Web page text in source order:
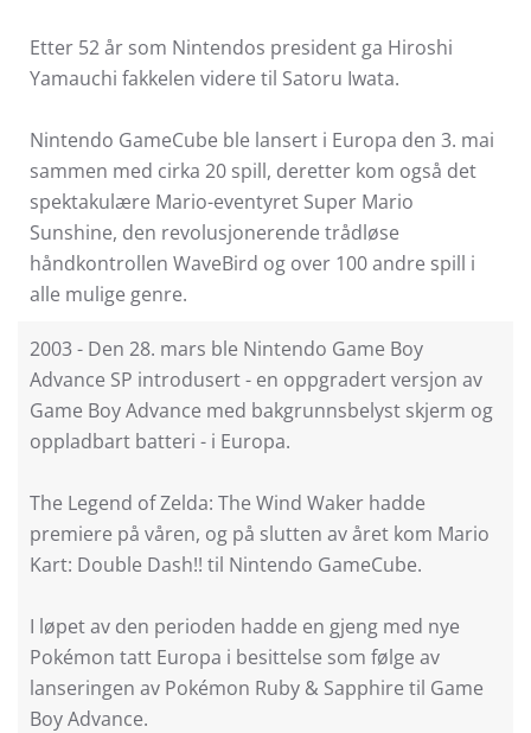
Etter 52 år som Nintendos president ga Hiroshi
Yamauchi fakkelen videre til Satoru Iwata.
Nintendo GameCube ble lansert i Europa den 3. mai
sammen med cirka 20 spill, deretter kom også det
spektakulære Mario-eventyret Super Mario
Sunshine, den revolusjonerende trådløse
håndkontrollen WaveBird og over 100 andre spill i
alle mulige genre.
2003 - Den 28. mars ble Nintendo Game Boy
Advance SP introdusert - en oppgradert versjon av
Game Boy Advance med bakgrunnsbelyst skjerm og
oppladbart batteri - i Europa.
The Legend of Zelda: The Wind Waker hadde
premiere på våren, og på slutten av året kom Mario
Kart: Double Dash!! til Nintendo GameCube.
I løpet av den perioden hadde en gjeng med nye
Pokémon tatt Europa i besittelse som følge av
lanseringen av Pokémon Ruby & Sapphire til Game
Boy Advance.